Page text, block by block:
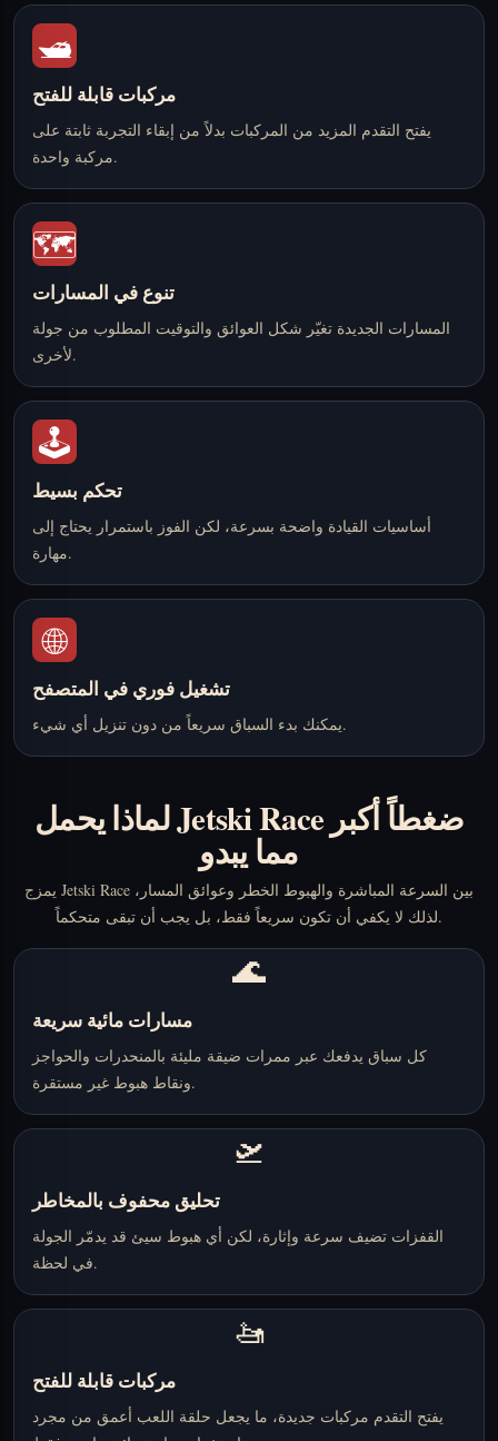
🛥️
مركبات قابلة للفتح
يفتح التقدم المزيد من المركبات بدلاً من إبقاء التجربة ثابتة على
مركبة واحدة.
🗺️
تنوع في المسارات
المسارات الجديدة تغيّر شكل العوائق والتوقيت المطلوب من جولة
لأخرى.
🕹️
تحكم بسيط
أساسيات القيادة واضحة بسرعة، لكن الفوز باستمرار يحتاج إلى
مهارة.
🌐
تشغيل فوري في المتصفح
يمكنك بدء السباق سريعاً من دون تنزيل أي شيء.
لماذا يحمل Jetski Race ضغطاً أكبر
مما يبدو
يمزج Jetski Race بين السرعة المباشرة والهبوط الخطر وعوائق المسار،
لذلك لا يكفي أن تكون سريعاً فقط، بل يجب أن تبقى متحكماً.
🌊
مسارات مائية سريعة
كل سباق يدفعك عبر ممرات ضيقة مليئة بالمنحدرات والحواجز
ونقاط هبوط غير مستقرة.
🛫
تحليق محفوف بالمخاطر
القفزات تضيف سرعة وإثارة، لكن أي هبوط سيئ قد يدمّر الجولة
في لحظة.
🚤
مركبات قابلة للفتح
يفتح التقدم مركبات جديدة، ما يجعل حلقة اللعب أعمق من مجرد